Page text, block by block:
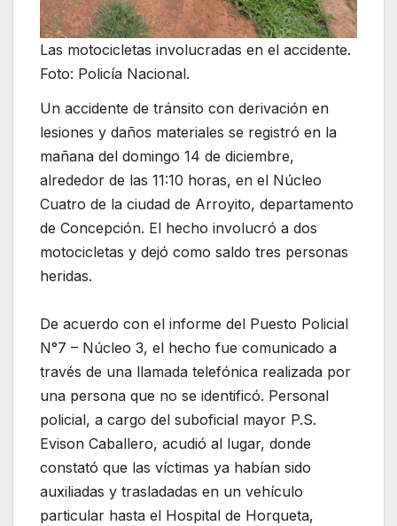
Las motocicletas involucradas en el accidente.
Foto: Policía Nacional.
Un accidente de tránsito con derivación en
lesiones y daños materiales se registró en la
mañana del domingo 14 de diciembre,
alrededor de las 11:10 horas, en el Núcleo
Cuatro de la ciudad de Arroyito, departamento
de Concepción. El hecho involucró a dos
motocicletas y dejó como saldo tres personas
heridas.
De acuerdo con el informe del Puesto Policial
N°7 – Núcleo 3, el hecho fue comunicado a
través de una llamada telefónica realizada por
una persona que no se identificó. Personal
policial, a cargo del suboficial mayor P.S.
Evison Caballero, acudió al lugar, donde
constató que las víctimas ya habían sido
auxiliadas y trasladadas en un vehículo
particular hasta el Hospital de Horqueta,